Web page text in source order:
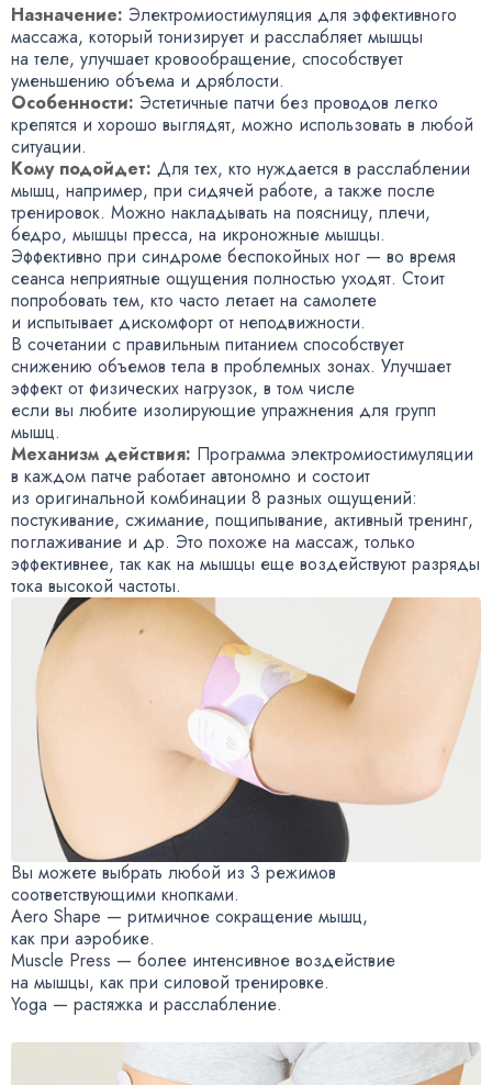
Назначение: Электромиостимуляция для эффективного
массажа, который тонизирует и расслабляет мышцы
на теле, улучшает кровообращение, способствует
уменьшению объема и дряблости.
Особенности: Эстетичные патчи без проводов легко
крепятся и хорошо выглядят, можно использовать в любой
ситуации.
Кому подойдет: Для тех, кто нуждается в расслаблении
мышц, например, при сидячей работе, а также после
тренировок. Можно накладывать на поясницу, плечи,
бедро, мышцы пресса, на икроножные мышцы.
Эффективно при синдроме беспокойных ног — во время
сеанса неприятные ощущения полностью уходят. Стоит
попробовать тем, кто часто летает на самолете
и испытывает дискомфорт от неподвижности.
В сочетании с правильным питанием способствует
снижению объемов тела в проблемных зонах. Улучшает
эффект от физических нагрузок, в том числе
если вы любите изолирующие упражнения для групп
мышц.
Механизм действия: Программа электромиостимуляции
в каждом патче работает автономно и состоит
из оригинальной комбинации 8 разных ощущений:
постукивание, сжимание, пощипывание, активный тренинг,
поглаживание и др. Это похоже на массаж, только
эффективнее, так как на мышцы еще воздействуют разряды
тока высокой частоты.
Вы можете выбрать любой из 3 режимов
соответствующими кнопками.
Aero Shape — ритмичное сокращение мышц,
как при аэробике.
Muscle Press — более интенсивное воздействие
на мышцы, как при силовой тренировке.
Yoga — растяжка и расслабление.